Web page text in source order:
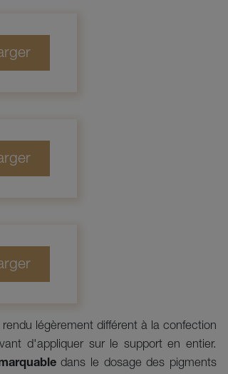
légèrement différent à la confection
d'appliquer sur le support en entier.
dans le dosage des pigments